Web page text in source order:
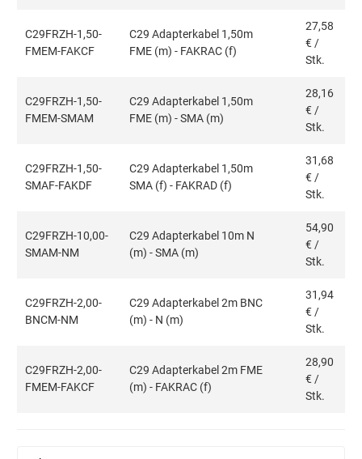
C29FRZH-1,50-
FMEM-FAKCF
C29 Adapterkabel 1,50m
FME (m) - FAKRAC (f)
27,58
€ /
Stk.
C29FRZH-1,50-
FMEM-SMAM
C29 Adapterkabel 1,50m
FME (m) - SMA (m)
28,16
€ /
Stk.
C29FRZH-1,50-
SMAF-FAKDF
C29 Adapterkabel 1,50m
SMA (f) - FAKRAD (f)
31,68
€ /
Stk.
C29FRZH-10,00-
SMAM-NM
C29 Adapterkabel 10m N
(m) - SMA (m)
54,90
€ /
Stk.
C29FRZH-2,00-
BNCM-NM
C29 Adapterkabel 2m BNC
(m) - N (m)
31,94
€ /
Stk.
C29FRZH-2,00-
FMEM-FAKCF
C29 Adapterkabel 2m FME
(m) - FAKRAC (f)
28,90
€ /
Stk.